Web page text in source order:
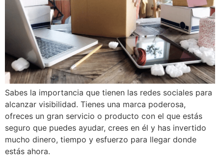
Sabes la importancia que tienen las redes sociales para
alcanzar visibilidad. Tienes una marca poderosa,
ofreces un gran servicio o producto con el que estás
seguro que puedes ayudar, crees en él y has invertido
mucho dinero, tiempo y esfuerzo para llegar donde
estás ahora.